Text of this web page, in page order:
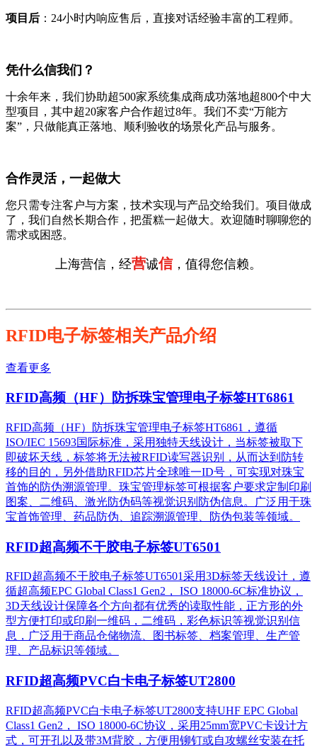
项目后 ：24小时内响应售后，直接对话经验丰富的工程师。
凭什么信我们？
十余年来，我们协助超500家系统集成商成功落地超800个中大
型项目，其中超20家客户合作超过8年。我们不卖“万能方
案”，只做能真正落地、顺利验收的场景化产品与服务。
合作灵活，一起做大
您只需专注客户与方案，技术实现与产品交给我们。项目做成
了，我们自然长期合作，把蛋糕一起做大。欢迎随时聊聊您的
需求或困惑。
上海营信，经营诚信，值得您信赖。
RFID电子标签相关产品介绍
查看更多
RFID高频（HF）防拆珠宝管理电子标签HT6861
RFID高频（HF）防拆珠宝管理电子标签HT6861，遵循
ISO/IEC 15693国际标准，采用独特天线设计，当标签被取下
即破坏天线，标签将无法被RFID读写器识别，从而达到防转
移的目的，另外借助RFID芯片全球唯一ID号，可实现对珠宝
首饰的防伪溯源管理。珠宝管理标签可根据客户要求定制印刷
图案、二维码、激光防伪码等视觉识别防伪信息。广泛用于珠
宝首饰管理、药品防伪、追踪溯源管理、防伪包装等领域。
RFID超高频不干胶电子标签UT6501
RFID超高频不干胶电子标签UT6501采用3D标签天线设计，遵
循超高频EPC Global Class1 Gen2， ISO 18000-6C标准协议，
3D天线设计保障各个方向都有优秀的读取性能，正方形的外
型方便打印或印刷一维码，二维码，彩色标识等视觉识别信
息，广泛用于商品仓储物流、图书标签、档案管理、生产管
理、产品标识等领域。
RFID超高频PVC白卡电子标签UT2800
RFID超高频PVC白卡电子标签UT2800支持UHF EPC Global
Class1 Gen2， ISO 18000-6C协议，采用25mm宽PVC卡设计方
式，可开孔以及带3M背胶，方便用铆钉或自攻螺丝安装在托